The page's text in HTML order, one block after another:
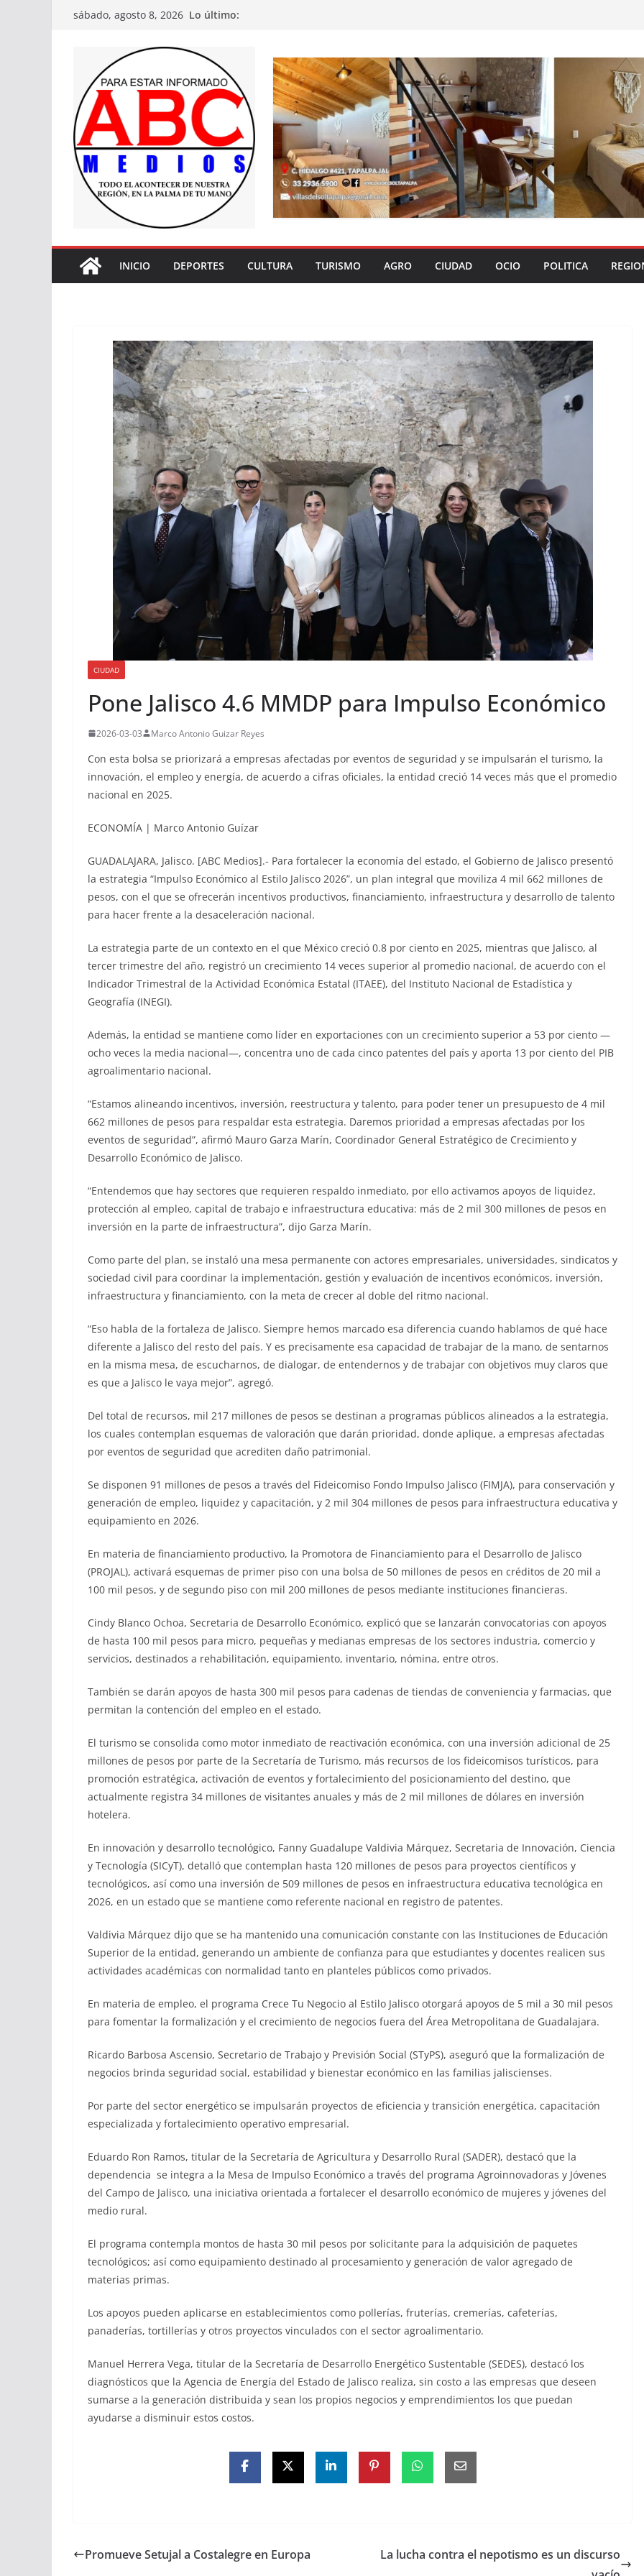
Saltarsábado, agosto 8, 2026 Lo último:
INICIO DEPORTES CULTURA TURISMO AGRO CIUDAD OCIO POLITICA
CIUDAD
Pone Jalisco 4.6 MMDP para Impulso Económico
2026-03-03 Marco Antonio Guizar Reyes
Con esta bolsa se priorizará a empresas afectadas por eventos de seguridad y se impulsarán el turismo, la
innovación, el empleo y energía, de acuerdo a cifras oficiales, la entidad creció 14 veces más que el promedio
nacional en 2025.
ECONOMÍA | Marco Antonio Guízar
GUADALAJARA, Jalisco. [ABC Medios].- Para fortalecer la economía del estado, el Gobierno de Jalisco presentó
la estrategia “Impulso Económico al Estilo Jalisco 2026”, un plan integral que moviliza 4 mil 662 millones de
pesos, con el que se ofrecerán incentivos productivos, financiamiento, infraestructura y desarrollo de talento
para hacer frente a la desaceleración nacional.
La estrategia parte de un contexto en el que México creció 0.8 por ciento en 2025, mientras que Jalisco, al
tercer trimestre del año, registró un crecimiento 14 veces superior al promedio nacional, de acuerdo con el
Indicador Trimestral de la Actividad Económica Estatal (ITAEE), del Instituto Nacional de Estadística y
Geografía (INEGI).
Además, la entidad se mantiene como líder en exportaciones con un crecimiento superior a 53 por ciento —
ocho veces la media nacional—, concentra uno de cada cinco patentes del país y aporta 13 por ciento del PIB
agroalimentario nacional.
“Estamos alineando incentivos, inversión, reestructura y talento, para poder tener un presupuesto de 4 mil
662 millones de pesos para respaldar esta estrategia. Daremos prioridad a empresas afectadas por los
eventos de seguridad”, afirmó Mauro Garza Marín, Coordinador General Estratégico de Crecimiento y
Desarrollo Económico de Jalisco.
“Entendemos que hay sectores que requieren respaldo inmediato, por ello activamos apoyos de liquidez,
protección al empleo, capital de trabajo e infraestructura educativa: más de 2 mil 300 millones de pesos en
inversión en la parte de infraestructura”, dijo Garza Marín.
Como parte del plan, se instaló una mesa permanente con actores empresariales, universidades, sindicatos y
sociedad civil para coordinar la implementación, gestión y evaluación de incentivos económicos, inversión,
infraestructura y financiamiento, con la meta de crecer al doble del ritmo nacional.
“Eso habla de la fortaleza de Jalisco. Siempre hemos marcado esa diferencia cuando hablamos de qué hace
diferente a Jalisco del resto del país. Y es precisamente esa capacidad de trabajar de la mano, de sentarnos
en la misma mesa, de escucharnos, de dialogar, de entendernos y de trabajar con objetivos muy claros que
es que a Jalisco le vaya mejor”, agregó.
Del total de recursos, mil 217 millones de pesos se destinan a programas públicos alineados a la estrategia,
los cuales contemplan esquemas de valoración que darán prioridad, donde aplique, a empresas afectadas
por eventos de seguridad que acrediten daño patrimonial.
Se disponen 91 millones de pesos a través del Fideicomiso Fondo Impulso Jalisco (FIMJA), para conservación y
generación de empleo, liquidez y capacitación, y 2 mil 304 millones de pesos para infraestructura educativa y
equipamiento en 2026.
En materia de financiamiento productivo, la Promotora de Financiamiento para el Desarrollo de Jalisco
(PROJAL), activará esquemas de primer piso con una bolsa de 50 millones de pesos en créditos de 20 mil a
100 mil pesos, y de segundo piso con mil 200 millones de pesos mediante instituciones financieras.
Cindy Blanco Ochoa, Secretaria de Desarrollo Económico, explicó que se lanzarán convocatorias con apoyos
de hasta 100 mil pesos para micro, pequeñas y medianas empresas de los sectores industria, comercio y
servicios, destinados a rehabilitación, equipamiento, inventario, nómina, entre otros.
También se darán apoyos de hasta 300 mil pesos para cadenas de tiendas de conveniencia y farmacias, que
permitan la contención del empleo en el estado.
El turismo se consolida como motor inmediato de reactivación económica, con una inversión adicional de 25
millones de pesos por parte de la Secretaría de Turismo, más recursos de los fideicomisos turísticos, para
promoción estratégica, activación de eventos y fortalecimiento del posicionamiento del destino, que
actualmente registra 34 millones de visitantes anuales y más de 2 mil millones de dólares en inversión
hotelera.
En innovación y desarrollo tecnológico, Fanny Guadalupe Valdivia Márquez, Secretaria de Innovación, Ciencia
y Tecnología (SICyT), detalló que contemplan hasta 120 millones de pesos para proyectos científicos y
tecnológicos, así como una inversión de 509 millones de pesos en infraestructura educativa tecnológica en
2026, en un estado que se mantiene como referente nacional en registro de patentes.
Valdivia Márquez dijo que se ha mantenido una comunicación constante con las Instituciones de Educación
Superior de la entidad, generando un ambiente de confianza para que estudiantes y docentes realicen sus
actividades académicas con normalidad tanto en planteles públicos como privados.
En materia de empleo, el programa Crece Tu Negocio al Estilo Jalisco otorgará apoyos de 5 mil a 30 mil pesos
para fomentar la formalización y el crecimiento de negocios fuera del Área Metropolitana de Guadalajara.
Ricardo Barbosa Ascensio, Secretario de Trabajo y Previsión Social (STyPS), aseguró que la formalización de
negocios brinda seguridad social, estabilidad y bienestar económico en las familias jaliscienses.
Por parte del sector energético se impulsarán proyectos de eficiencia y transición energética, capacitación
especializada y fortalecimiento operativo empresarial.
Eduardo Ron Ramos, titular de la Secretaría de Agricultura y Desarrollo Rural (SADER), destacó que la
dependencia se integra a la Mesa de Impulso Económico a través del programa Agroinnovadoras y Jóvenes
del Campo de Jalisco, una iniciativa orientada a fortalecer el desarrollo económico de mujeres y jóvenes del
medio rural.
El programa contempla montos de hasta 30 mil pesos por solicitante para la adquisición de paquetes
tecnológicos; así como equipamiento destinado al procesamiento y generación de valor agregado de
materias primas.
Los apoyos pueden aplicarse en establecimientos como pollerías, fruterías, cremerías, cafeterías,
panaderías, tortillerías y otros proyectos vinculados con el sector agroalimentario.
Manuel Herrera Vega, titular de la Secretaría de Desarrollo Energético Sustentable (SEDES), destacó los
diagnósticos que la Agencia de Energía del Estado de Jalisco realiza, sin costo a las empresas que deseen
sumarse a la generación distribuida y sean los propios negocios y emprendimientos los que puedan
ayudarse a disminuir estos costos.
Promueve Setujal a Costalegre en Europa
La lucha contra el nepotismo es un discurso